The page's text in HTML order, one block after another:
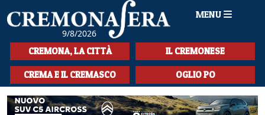
9/8/2026
MENU
HOME
CRONACA
SPORT
CREMONA, LA CITTÀ IL CREMONESE
CREMA E IL CREMASCO OGLIO PO